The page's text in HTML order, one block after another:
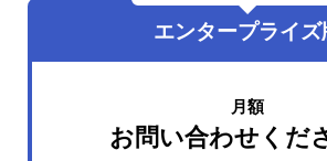
エンタープライズ
月額
お問い合わせくだ